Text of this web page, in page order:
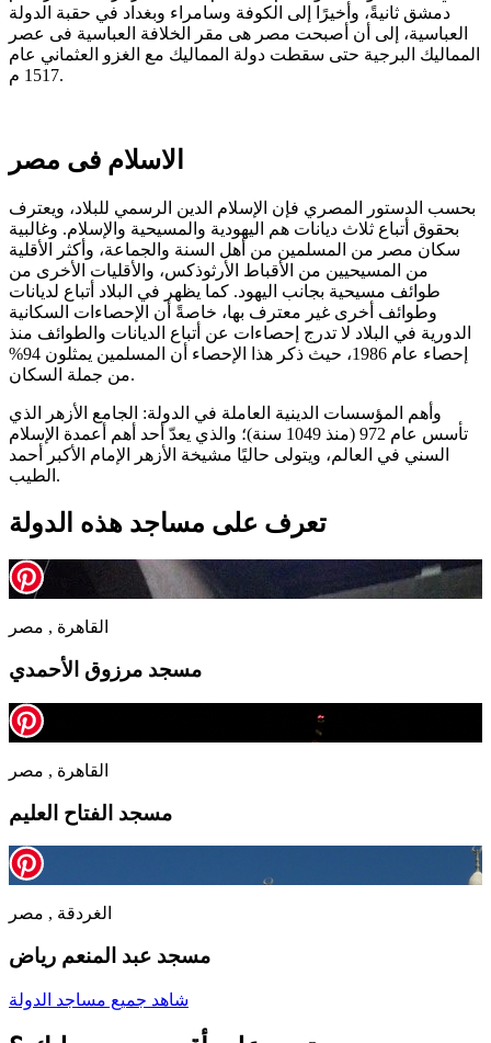
دمشق ثانيةً، وأخيرًا إلى الكوفة وسامراء وبغداد في حقبة الدولة
العباسية، إلى أن أصبحت مصر هى مقر الخلافة العباسية فى عصر
المماليك البرجية حتى سقطت دولة المماليك مع الغزو العثماني عام
1517 م.
الاسلام فى مصر
بحسب الدستور المصري فإن الإسلام الدين الرسمي للبلاد، ويعترف
بحقوق أتباع ثلاث ديانات هم اليهودية والمسيحية والإسلام. وغالبية
سكان مصر من المسلمين من أهل السنة والجماعة، وأكثر الأقلية
من المسيحيين من الأقباط الأرثوذكس، والأقليات الأخرى من
طوائف مسيحية بجانب اليهود. كما يظهر في البلاد أتباع لديانات
وطوائف أخرى غير معترف بها، خاصةً أن الإحصاءات السكانية
الدورية في البلاد لا تدرج إحصاءات عن أتباع الديانات والطوائف منذ
إحصاء عام 1986، حيث ذكر هذا الإحصاء أن المسلمين يمثلون 94%
من جملة السكان.
وأهم المؤسسات الدينية العاملة في الدولة: الجامع الأزهر الذي
تأسس عام 972 (منذ 1049 سنة)؛ والذي يعدّ أحد أهم أعمدة الإسلام
السني في العالم، ويتولى حاليًا مشيخة الأزهر الإمام الأكبر أحمد
الطيب.
تعرف على مساجد هذه الدولة
القاهرة , مصر
مسجد مرزوق الأحمدي
القاهرة , مصر
مسجد الفتاح العليم
الغردقة , مصر
مسجد عبد المنعم رياض
شاهد جميع مساجد الدولة